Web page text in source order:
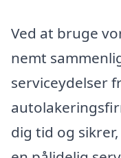
Ved at bruge
nemt
serviceydelser
dig tid og